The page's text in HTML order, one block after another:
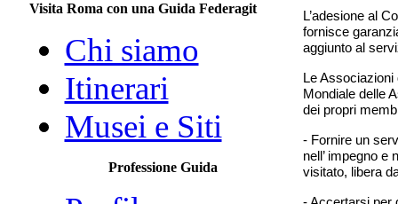
Visita Roma con una Guida Federagit
Chi siamo
Itinerari
Musei e Siti
Professione Guida
L’adesione al
fornisce
aggiunto al
Le Associazioni
Mondiale delle
dei propri
- Fornire un
nell’ impegno e
visitato, libera